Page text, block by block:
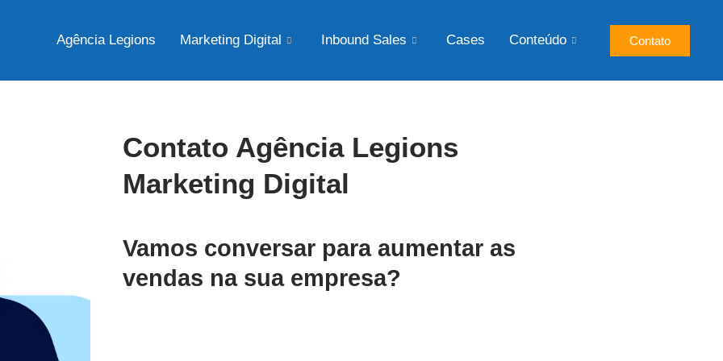
Agência Legions Marketing Digital Inbound Sales Cases Conteúdo Contato
Contato Agência Legions
Marketing Digital
Vamos conversar para aumentar as
vendas na sua empresa?